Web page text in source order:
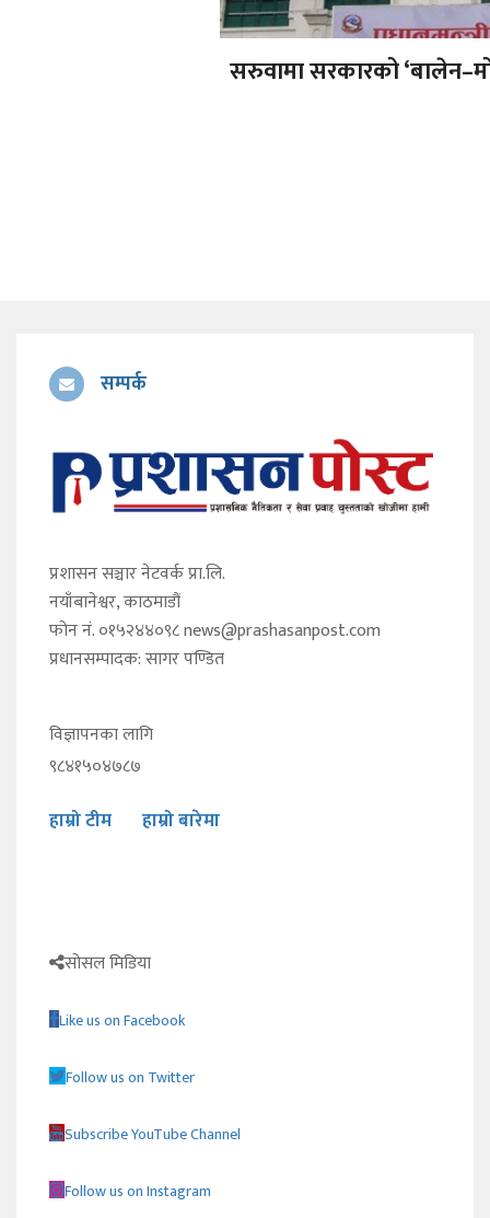
सरुवामा सरकारको
सम्पर्क
प्रशासन सञ्चार नेटवर्क प्रा.लि.
नयाँबानेश्वर, काठमाडौं
फोन नं. ०१५२४४०९८news@prashasanpost.com
प्रधानसम्पादक: सागर पण्डित
विज्ञापनका लागि
९८४१५०४७८७
हाम्रो टीम हाम्रो बारेमा
सोसल मिडिया
Like us on Facebook
Follow us on Twitter
Subscribe YouTube Channel
Follow us on Instagram